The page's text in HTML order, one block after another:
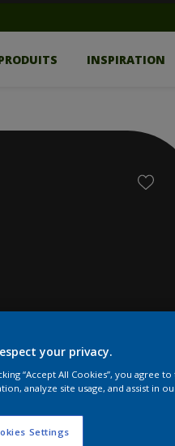
INSPIRATION
your privacy.
“Accept All Cookies”, you agree
analyze site usage, and assist in
Settings